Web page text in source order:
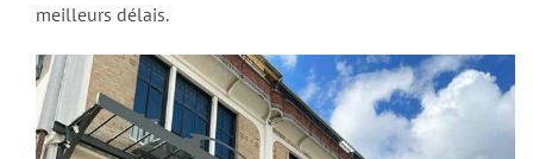
meilleurs délais.